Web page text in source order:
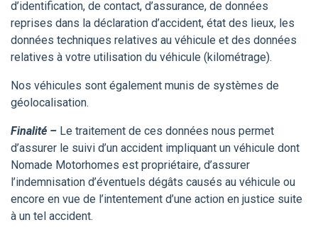
d’identification, de contact, d’assurance, de données
reprises dans la déclaration d’accident, état des lieux, les
données techniques relatives au véhicule et des données
relatives à votre utilisation du véhicule (kilométrage).
Nos véhicules sont également munis de systèmes de
géolocalisation.
Finalité – Le traitement de ces données nous permet
d’assurer le suivi d’un accident impliquant un véhicule dont
Nomade Motorhomes est propriétaire, d’assurer
l’indemnisation d’éventuels dégâts causés au véhicule ou
encore en vue de l’intentement d’une action en justice suite
à un tel accident.